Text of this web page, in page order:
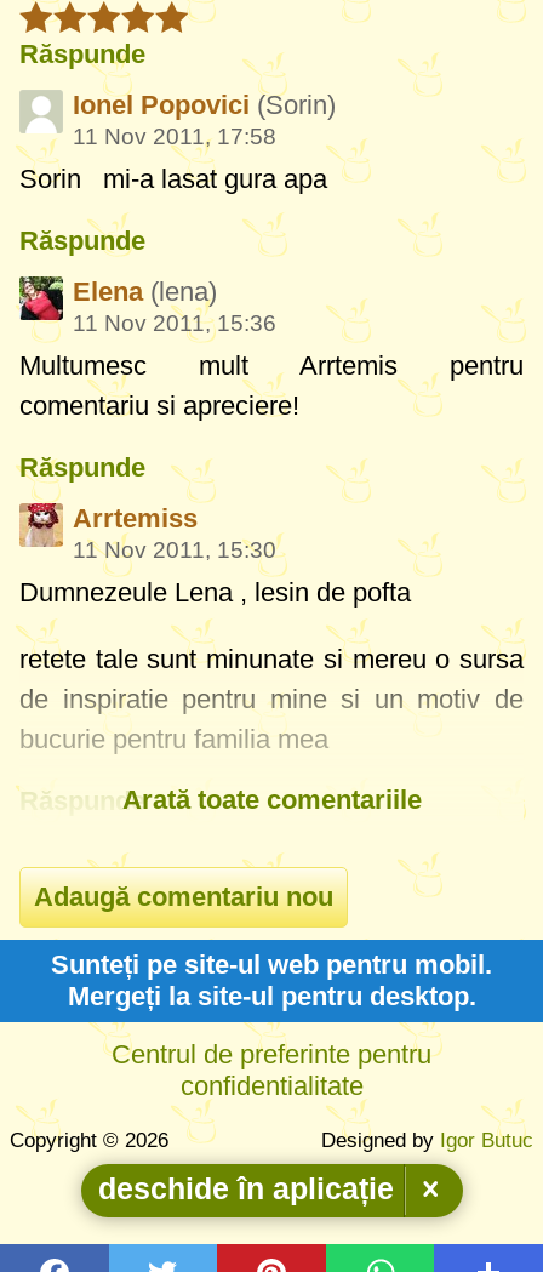
Răspunde
Ionel Popovici (Sorin)
11 Nov 2011, 17:58
Sorin mi-a lasat gura apa
Răspunde
Elena (lena)
11 Nov 2011, 15:36
Multumesc mult Arrtemis pentru
comentariu si apreciere!
Răspunde
Arrtemiss
11 Nov 2011, 15:30
Dumnezeule Lena , lesin de pofta
retete tale sunt minunate si mereu o sursa
de inspiratie pentru mine si un motiv de
bucurie pentru familia mea
RăspundeArată toate comentariile
Sunteți pe site-ul web pentru mobil.
Mergeți la site-ul pentru desktop.
Centrul de preferinte pentru
confidentialitate
Copyright © 2026 Designed by Igor Butuc
deschide în aplicație